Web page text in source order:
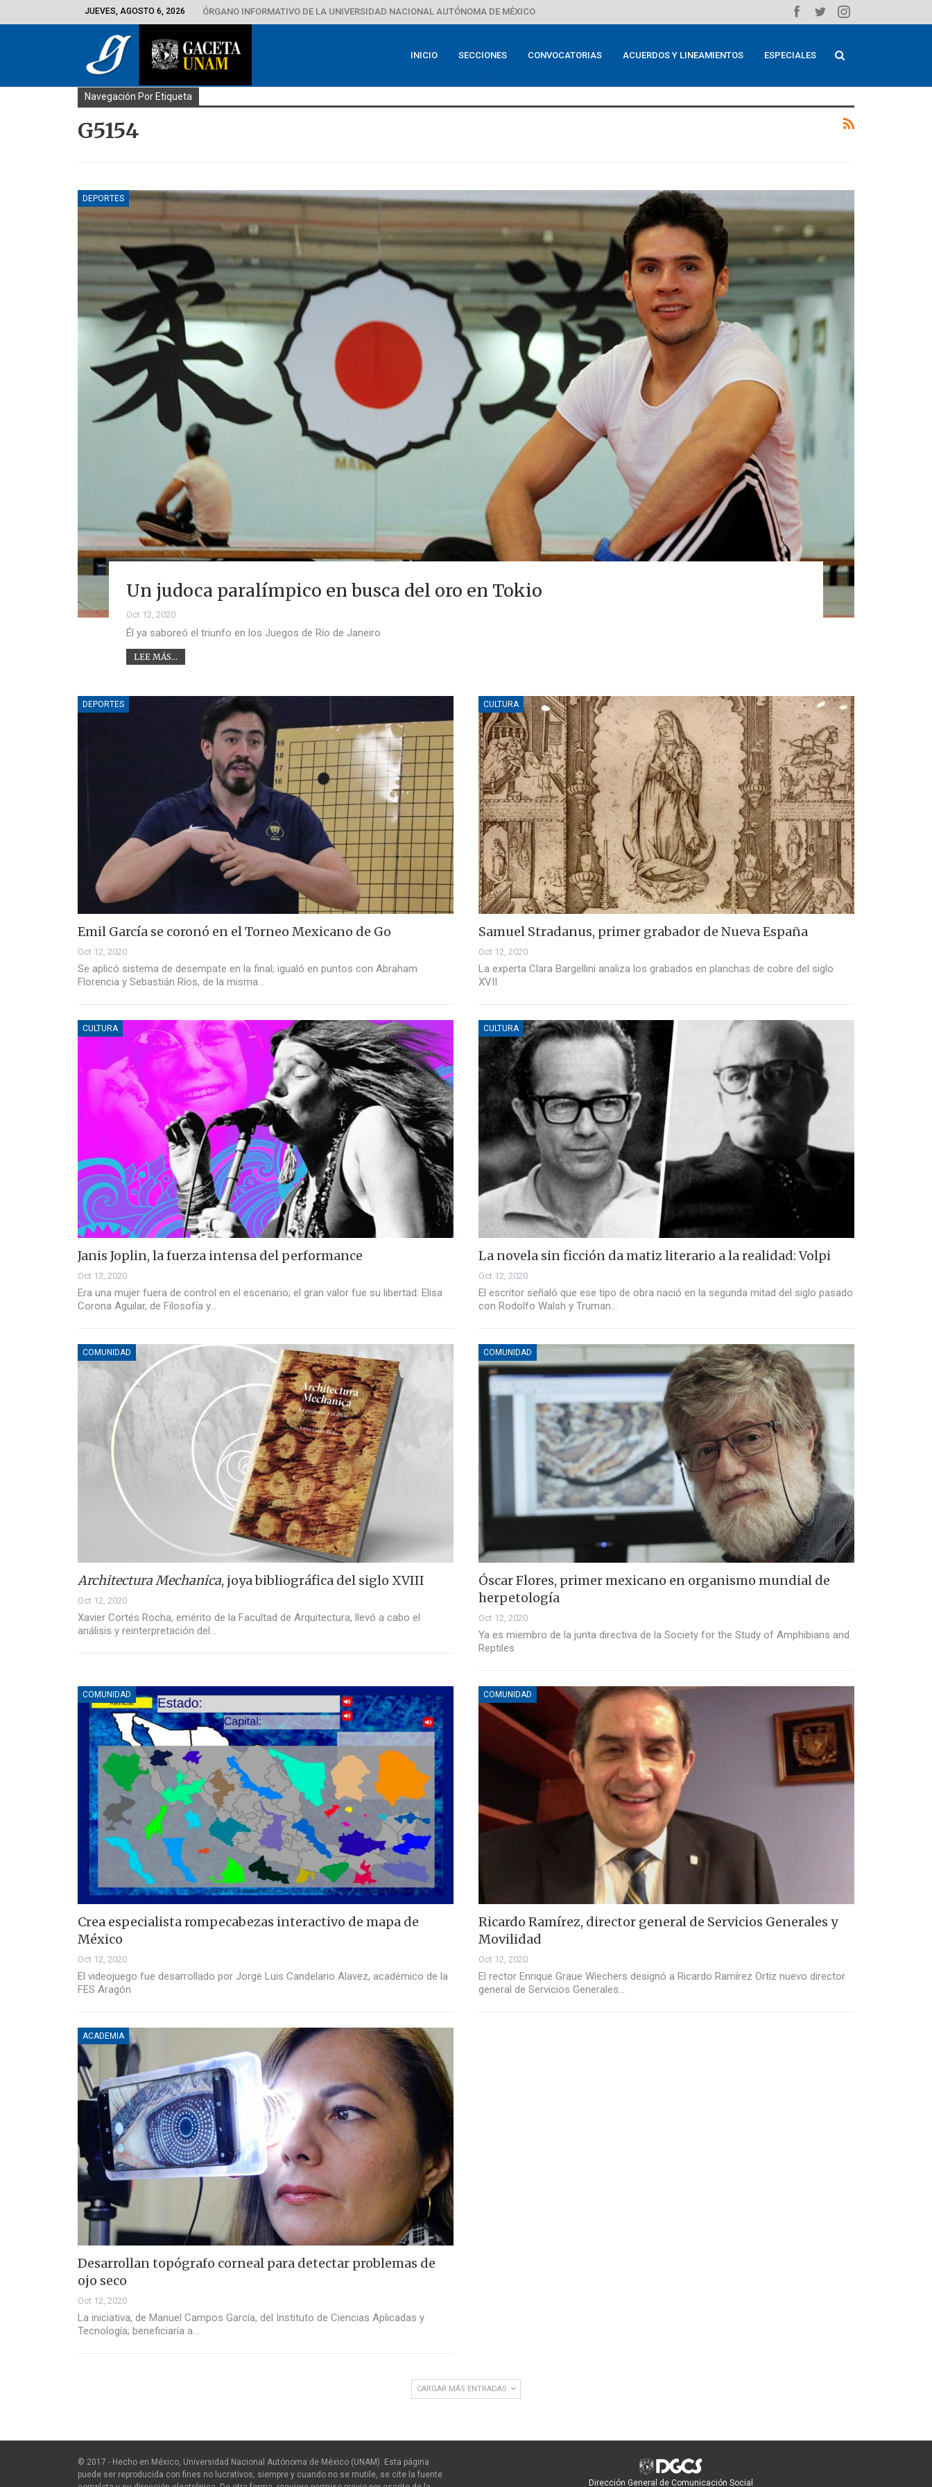
JUEVES, AGOSTO 6, 2026 ÓRGANO INFORMATIVO DE LA UNIVERSIDAD NACIONAL AUTÓNOMA DE MÉXICO
INICIO SECCIONES CONVOCATORIAS ACUERDOS Y LINEAMIENTOS ESPECIALES
Navegación Por Etiqueta
G5154
DEPORTES
Un judoca paralímpico en busca del oro en Tokio
Oct 12, 2020
Él ya saboreó el triunfo en los Juegos de Río de Janeiro
LEE MÁS...
DEPORTES
Emil García se coronó en el Torneo Mexicano de Go
Oct 12, 2020
Se aplicó sistema de desempate en la final; igualó en puntos con Abraham
Florencia y Sebastián Ríos, de la misma…
CULTURA
Samuel Stradanus, primer grabador de Nueva España
Oct 12, 2020
La experta Clara Bargellini analiza los grabados en planchas de cobre del siglo
XVII
CULTURA
Janis Joplin, la fuerza intensa del performance
Oct 12, 2020
Era una mujer fuera de control en el escenario; el gran valor fue su libertad: Elisa
Corona Aguilar, de Filosofía y…
CULTURA
La novela sin ficción da matiz literario a la realidad: Volpi
Oct 12, 2020
El escritor señaló que ese tipo de obra nació en la segunda mitad del siglo pasado
con Rodolfo Walsh y Truman…
COMUNIDAD
Architectura Mechanica, joya bibliográfica del siglo XVIII
Oct 12, 2020
Xavier Cortés Rocha, emérito de la Facultad de Arquitectura, llevó a cabo el
análisis y reinterpretación del…
COMUNIDAD
Óscar Flores, primer mexicano en organismo mundial de
herpetología
Oct 12, 2020
Ya es miembro de la junta directiva de la Society for the Study of Amphibians and
Reptiles
COMUNIDAD
Crea especialista rompecabezas interactivo de mapa de
México
Oct 12, 2020
El videojuego fue desarrollado por Jorge Luis Candelario Alavez, académico de la
FES Aragón
COMUNIDAD
Ricardo Ramírez, director general de Servicios Generales y
Movilidad
Oct 12, 2020
El rector Enrique Graue Wiechers designó a Ricardo Ramírez Ortiz nuevo director
general de Servicios Generales…
ACADEMIA
Desarrollan topógrafo corneal para detectar problemas de
ojo seco
Oct 12, 2020
La iniciativa, de Manuel Campos García, del Instituto de Ciencias Aplicadas y
Tecnología; beneficiaría a…
CARGAR MÁS ENTRADAS
© 2017 - Hecho en México, Universidad Nacional Autónoma de México (UNAM). Esta página
puede ser reproducida con fines no lucrativos, siempre y cuando no se mutile, se cite la fuente
Dirección General de Comunicación Social